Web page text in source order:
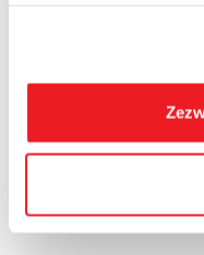
Parking lot
Download